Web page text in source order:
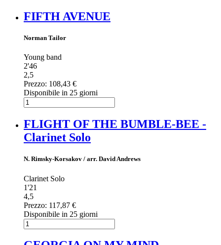
FIFTH AVENUE
Norman Tailor
Young band
2'46
2,5
Prezzo: 108,43 €
Disponibile in 25 giorni
FLIGHT OF THE BUMBLE-BEE -
Clarinet Solo
N. Rimsky-Korsakov / arr. David Andrews
Clarinet Solo
1'21
4,5
Prezzo: 117,87 €
Disponibile in 25 giorni